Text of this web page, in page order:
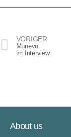
VORIGER
Munevo
im Interview
About us